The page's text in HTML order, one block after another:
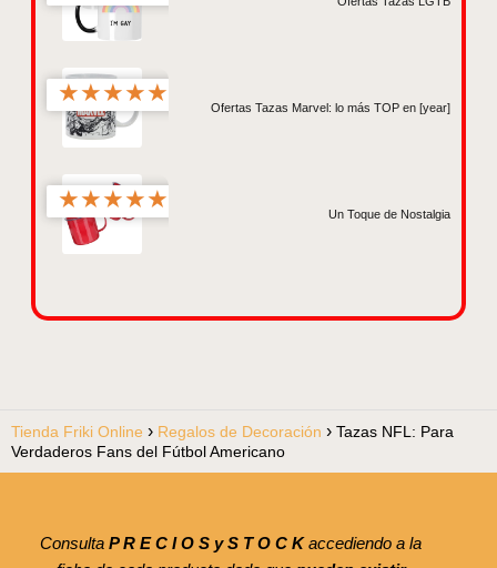
★★★★★
Ofertas Tazas Marvel: lo más TOP en [year]
★★★★★
Un Toque de Nostalgia
Tienda Friki Online Regalos de Decoración
Tazas NFL: Para
Verdaderos Fans del Fútbol Americano
Consulta P R E C I O S y S T O C Kaccediendo a la